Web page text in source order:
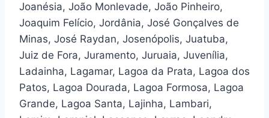
Joanésia, João Monlevade, João Pinheiro,
Joaquim Felício, Jordânia, José Gonçalves de
Minas, José Raydan, Josenópolis, Juatuba,
Juiz de Fora, Juramento, Juruaia, Juvenília,
Ladainha, Lagamar, Lagoa da Prata, Lagoa dos
Patos, Lagoa Dourada, Lagoa Formosa, Lagoa
Grande, Lagoa Santa, Lajinha, Lambari,